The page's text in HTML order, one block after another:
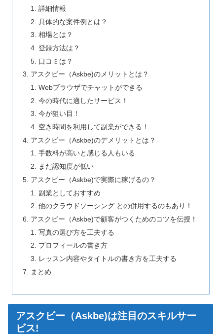
詳細情報
具体的な案件例とは？
相場とは？
登録方法は？
口コミは？
アスクビー（Askbe)のメリットとは？
Webブラウザでチャットができる
今の時代に適したサービス！
今が狙い目！
空き時間を利用して副業ができる！
アスクビー（Askbe)のデメリットとは？
手数料が高いと感じる人もいる
まだ認知度が低い
アスクビー（Askbe)で実際に稼げるの？
副業としておすすめ
他のクラウドソーシング との併用するのもあり！
アスクビー（Askbe)で顧客がつくためのコツを伝授！
写真の選び方を工夫する
プロフィールの書き方
レッスン内容やタイトルの書き方を工夫する
まとめ
アスクビー（Askbe)は注目のスキルサー
ビス!